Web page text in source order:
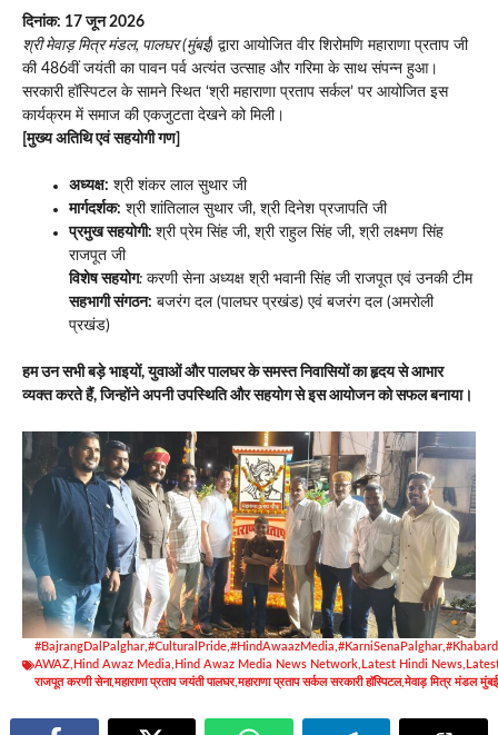
दिनांक: 17 जून 2026
श्री मेवाड़ मित्र मंडल, पालघर (मुंबई) द्वारा आयोजित वीर शिरोमणि महाराणा प्रताप जी
की 486वीं जयंती का पावन पर्व अत्यंत उत्साह और गरिमा के साथ संपन्न हुआ।
सरकारी हॉस्पिटल के सामने स्थित ‘श्री महाराणा प्रताप सर्कल’ पर आयोजित इस
कार्यक्रम में समाज की एकजुटता देखने को मिली।
[मुख्य अतिथि एवं सहयोगी गण]
अध्यक्ष: श्री शंकर लाल सुथार जी
मार्गदर्शक: श्री शांतिलाल सुथार जी, श्री दिनेश प्रजापति जी
प्रमुख सहयोगी: श्री प्रेम सिंह जी, श्री राहुल सिंह जी, श्री लक्ष्मण सिंह
राजपूत जी
विशेष सहयोग: करणी सेना अध्यक्ष श्री भवानी सिंह जी राजपूत एवं उनकी टीम
सहभागी संगठन: बजरंग दल (पालघर प्रखंड) एवं बजरंग दल (अमरोली
प्रखंड)
हम उन सभी बड़े भाइयों, युवाओं और पालघर के समस्त निवासियों का हृदय से आभार
व्यक्त करते हैं, जिन्होंने अपनी उपस्थिति और सहयोग से इस आयोजन को सफल बनाया।
#BajrangDalPalghar #CulturalPride #HindAwaazMedia #KarniSenaPalghar
AWAZ Hind Awaz Media Hind Awaz Media News Network Latest Hindi News
राजपूत करणी सेना,महाराणा प्रताप जयंती पालघर,महाराणा प्रताप सर्कल सरकारी हॉस्पिटल,मेवाड़ मित्र मंडल मुंबई